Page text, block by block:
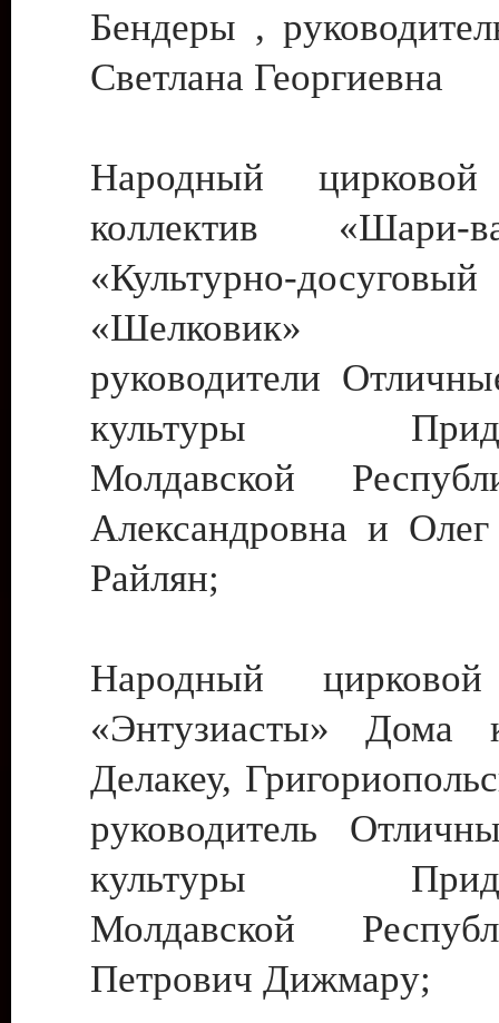
Бендеры ,
Светлана Георгиевна
Народный цирковой
коллектив
«Культурно-
«Шелковик»
руководители
культуры
Молдавской
Александровна и
Райлян;
Народный цирковой
«Энтузиасты» Дома
Делакеу,
руководитель
культуры
Молдавской
Петрович Дижмару;